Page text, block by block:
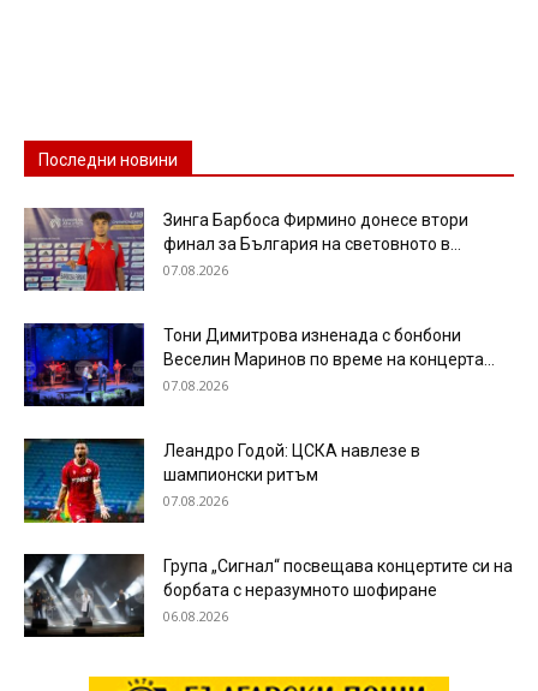
Последни новини
Зинга Барбоса Фирмино донесе втори
финал за България на световното в...
07.08.2026
Тони Димитрова изненада с бонбони
Веселин Маринов по време на концерта...
07.08.2026
Леандро Годой: ЦСКА навлезе в
шампионски ритъм
07.08.2026
Група „Сигнал“ посвещава концертите си на
борбата с неразумното шофиране
06.08.2026